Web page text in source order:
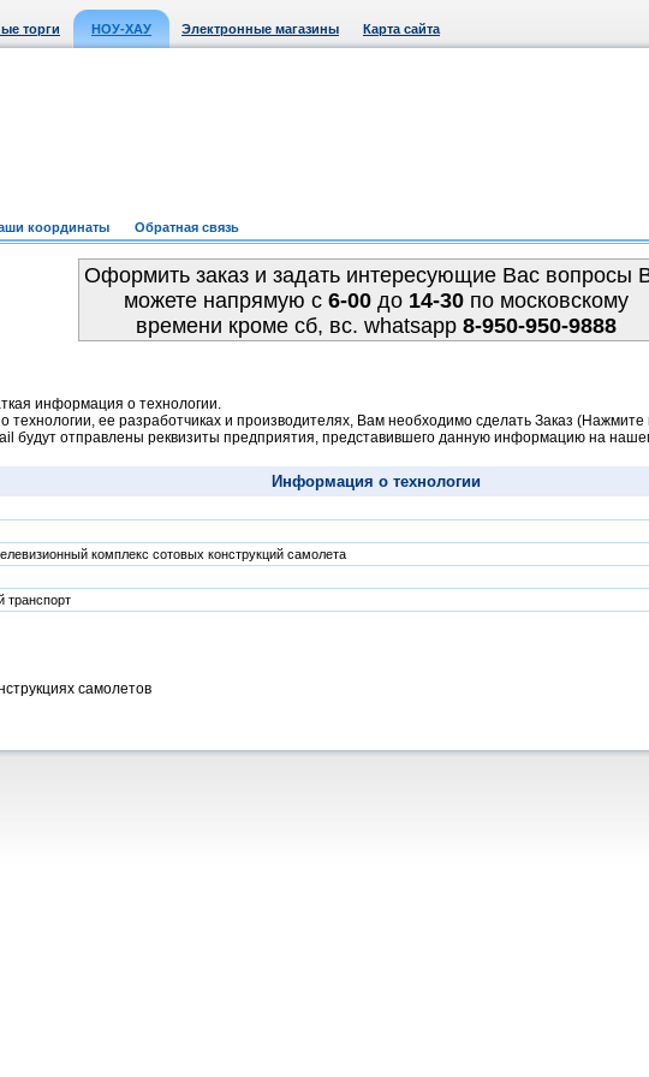
торги НОУ-ХАУ Электронные магазины Карта сайта
координаты Обратная связь
Оформить заказ и задать интересующие Вас вопросы
можете напрямую c 6-00 до 14-30 по московскому
времени кроме сб, вс. whatsapp 8-950-950-9888
информация о технологии.
ее разработчиках и производителях, Вам необходимо сделать Заказ
будут отправлены реквизиты предприятия, представившего данную информацию на
Информация о технологии
комплекс сотовых конструкций самолета
транспорт
самолетов